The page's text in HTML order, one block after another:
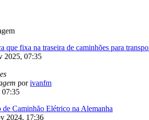
que fixa na traseira de caminhões para
2025, 07:35
porivanfm
07:35
de Caminhão Elétrico na Alemanha
2024, 17:36